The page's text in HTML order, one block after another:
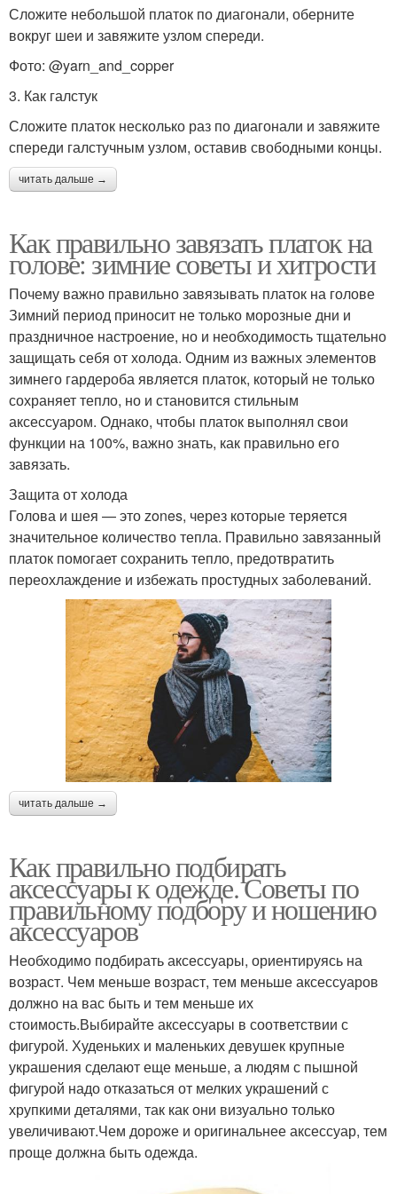
Сложите небольшой платок по диагонали, оберните
вокруг шеи и завяжите узлом спереди.
Фото: @yarn_and_copper
3. Как галстук
Сложите платок несколько раз по диагонали и завяжите
спереди галстучным узлом, оставив свободными концы.
читать дальше →
Как правильно завязать платок на
голове: зимние советы и хитрости
Почему важно правильно завязывать платок на голове
Зимний период приносит не только морозные дни и
праздничное настроение, но и необходимость тщательно
защищать себя от холода. Одним из важных элементов
зимнего гардероба является платок, который не только
сохраняет тепло, но и становится стильным
аксессуаром. Однако, чтобы платок выполнял свои
функции на 100%, важно знать, как правильно его
завязать.
Защита от холода
Голова и шея — это zones, через которые теряется
значительное количество тепла. Правильно завязанный
платок помогает сохранить тепло, предотвратить
переохлаждение и избежать простудных заболеваний.
читать дальше →
Как правильно подбирать
аксессуары к одежде. Советы по
правильному подбору и ношению
аксессуаров
Необходимо подбирать аксессуары, ориентируясь на
возраст. Чем меньше возраст, тем меньше аксессуаров
должно на вас быть и тем меньше их
стоимость.Выбирайте аксессуары в соответствии с
фигурой. Худеньких и маленьких девушек крупные
украшения сделают еще меньше, а людям с пышной
фигурой надо отказаться от мелких украшений с
хрупкими деталями, так как они визуально только
увеличивают.Чем дороже и оригинальнее аксессуар, тем
проще должна быть одежда.